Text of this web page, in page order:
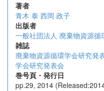
著者
青木 泰 西岡 政子
出版者
一般社団法人 廃棄物資源循
雑誌
廃棄物資源循環学会研究発
学会研究発表会
巻号頁・発行日
pp.29, 2014